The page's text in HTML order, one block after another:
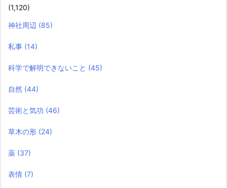
(1,120)
神社周辺 (85)
私事 (14)
科学で解明できないこと (45)
自然 (44)
芸術と気功 (46)
草木の形 (24)
薬 (37)
表情 (7)